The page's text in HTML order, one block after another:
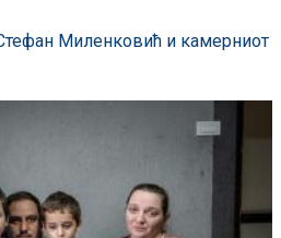
Миленковић и камерниот